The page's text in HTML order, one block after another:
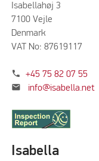
Isabellahøj 3
7100 Vejle
Denmark
VAT No: 87619117
phone +45 75 82 07 55
mail info@isabella.net
Isabella